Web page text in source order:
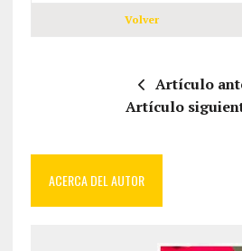
Volver
Artículo
Artículo
ACERCA DEL AUTOR